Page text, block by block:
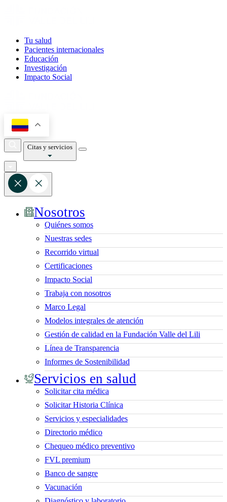
Tu salud
Pacientes internacionales
Educación
Investigación
Impacto Social
Citas y servicios
Nosotros
Quiénes somos
Nuestras sedes
Recorrido virtual
Certificaciones
Impacto Social
Trabaja con nosotros
Marco Legal
Modelos integrales de atención
Gestión de calidad en la Fundación Valle del Lili
Línea de Transparencia
Informes de Sostenibilidad
Servicios en salud
Solicitar cita médica
Solicitar Historia Clínica
Servicios y especialidades
Directorio médico
Chequeo médico preventivo
FVL premium
Banco de sangre
Vacunación